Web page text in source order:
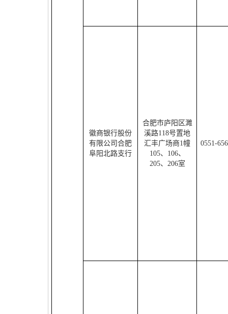
徽商银行股份
有限公司合肥
阜阳北路支行
合肥市庐阳区濉
溪路118号置地
汇丰广场商1幢
105、 106、
205、 206室
0551-